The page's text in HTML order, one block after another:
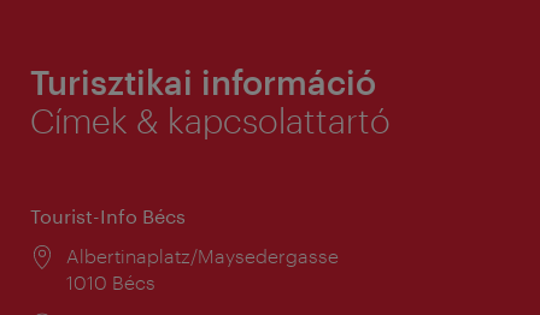
Turisztikai információ
Címek & kapcsolattartó
Tourist-Info Bécs
Helyszín:
Albertinaplatz/Maysedergasse
1010 Bécs